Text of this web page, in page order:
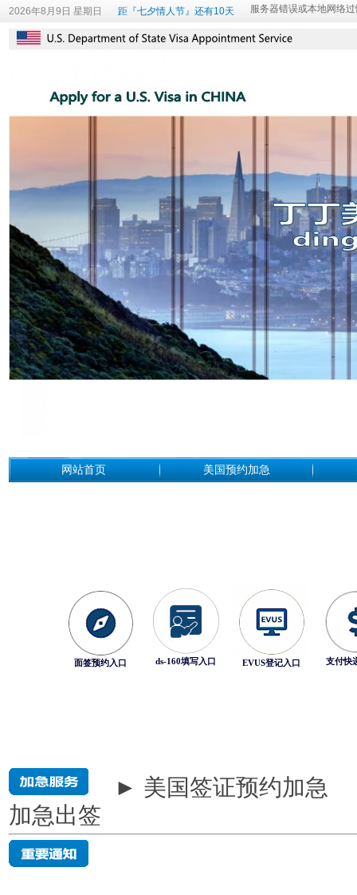
2026年8月9日 星期日 距『七夕情人节』还有10天
网站首页 美国预约加急
面签预约入口 ds-160填写入口 EVUS登记入口 支付快
► 美国签证预约加急
加急出签